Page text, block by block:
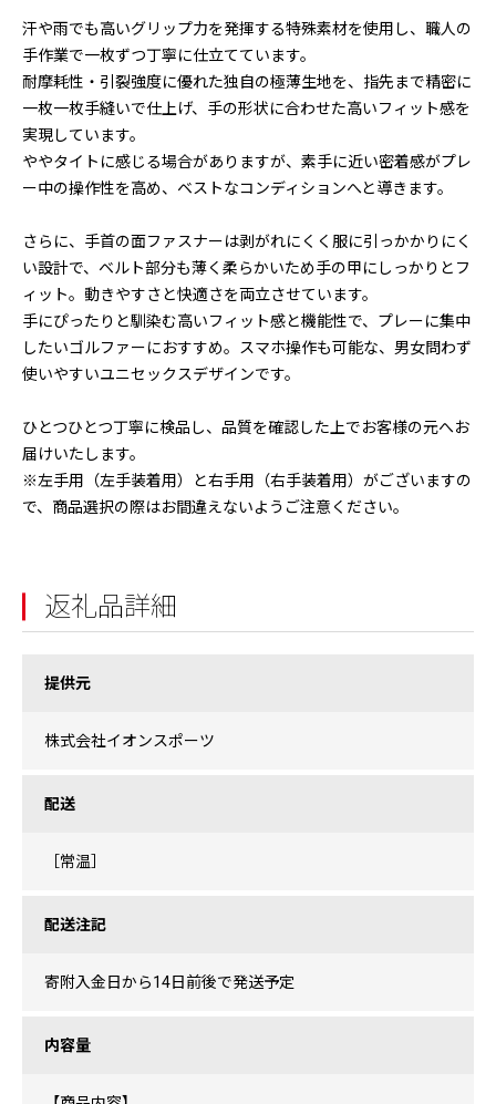
汗や雨でも高いグリップ力を発揮する特殊素材を使用し、職人の
手作業で一枚ずつ丁寧に仕立てています。
耐摩耗性・引裂強度に優れた独自の極薄生地を、指先まで精密に
一枚一枚手縫いで仕上げ、手の形状に合わせた高いフィット感を
実現しています。
ややタイトに感じる場合がありますが、素手に近い密着感がプレ
ー中の操作性を高め、ベストなコンディションへと導きます。
さらに、手首の面ファスナーは剥がれにくく服に引っかかりにく
い設計で、ベルト部分も薄く柔らかいため手の甲にしっかりとフ
ィット。動きやすさと快適さを両立させています。
手にぴったりと馴染む高いフィット感と機能性で、プレーに集中
したいゴルファーにおすすめ。スマホ操作も可能な、男女問わず
使いやすいユニセックスデザインです。
ひとつひとつ丁寧に検品し、品質を確認した上でお客様の元へお
届けいたします。
※左手用（左手装着用）と右手用（右手装着用）がございますの
で、商品選択の際はお間違えないようご注意ください。
返礼品詳細
提供元
株式会社イオンスポーツ
配送
［常温］
配送注記
寄附入金日から14日前後で発送予定
内容量